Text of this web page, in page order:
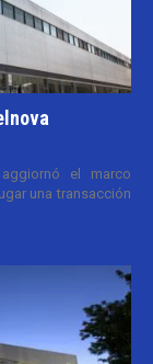
el marco
una transacción